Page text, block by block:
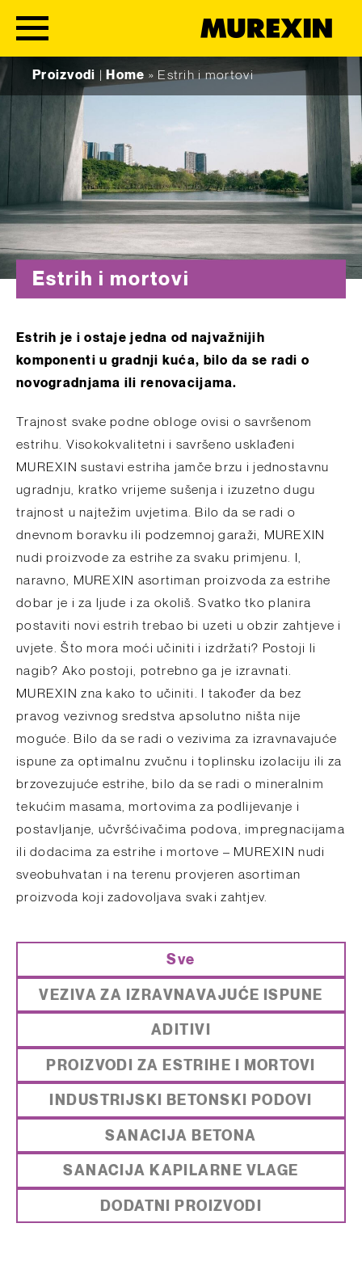
Proizvodi
Home » Estrih i mortovi
Estrih i mortovi
Estrih je i ostaje jedna od najvažnijih
komponenti u gradnji kuća, bilo da se radi o
novogradnjama ili renovacijama.
Trajnost svake podne obloge ovisi o savršenom
estrihu. Visokokvalitetni i savršeno usklađeni
MUREXIN sustavi estriha jamče brzu i jednostavnu
ugradnju, kratko vrijeme sušenja i izuzetno dugu
trajnost u najtežim uvjetima. Bilo da se radi o
dnevnom boravku ili podzemnoj garaži, MUREXIN
nudi proizvode za estrihe za svaku primjenu.
I,
naravno, MUREXIN asortiman proizvoda za estrihe
dobar je i za ljude i za okoliš. Svatko tko planira
postaviti novi estrih trebao bi uzeti u obzir zahtjeve i
uvjete. Što mora moći učiniti i izdržati? Postoji li
nagib? Ako postoji, potrebno ga je izravnati.
MUREXIN zna kako to učiniti.
I također da bez
pravog vezivnog sredstva apsolutno ništa nije
moguće. Bilo da se radi o vezivima za izravnavajuće
ispune za optimalnu zvučnu i toplinsku izolaciju ili za
brzovezujuće estrihe, bilo da se radi o mineralnim
tekućim masama, mortovima za podlijevanje i
postavljanje, učvršćivačima podova, impregnacijama
ili dodacima za estrihe i mortove – MUREXIN nudi
sveobuhvatan i na terenu provjeren asortiman
proizvoda koji zadovoljava svaki zahtjev.
Sve
VEZIVA ZA IZRAVNAVAJUĆE ISPUNE
ADITIVI
PROIZVODI ZA ESTRIHE I MORTOVI
INDUSTRIJSKI BETONSKI PODOVI
SANACIJA BETONA
SANACIJA KAPILARNE VLAGE
DODATNI PROIZVODI